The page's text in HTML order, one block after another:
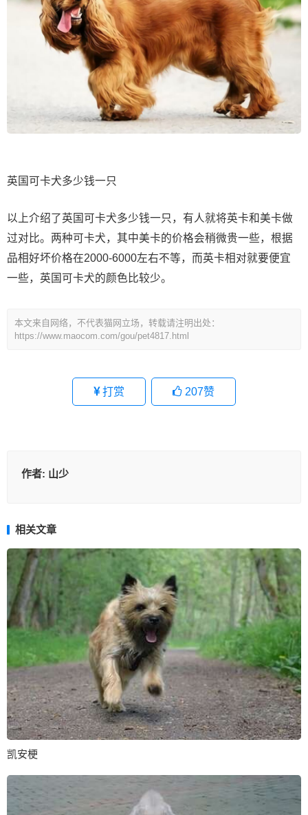
英国可卡犬多少钱一只
以上介绍了英国可卡犬多少钱一只，有人就将英卡和美卡做
过对比。两种可卡犬，其中美卡的价格会稍微贵一些，根据
品相好坏价格在2000-6000左右不等，而英卡相对就要便宜
一些，英国可卡犬的颜色比较少。
本文来自网络，不代表猫网立场，转载请注明出处：
https://www.maocom.com/gou/pet4817.html
打赏 207赞
作者: 山少
相关文章
凯安梗